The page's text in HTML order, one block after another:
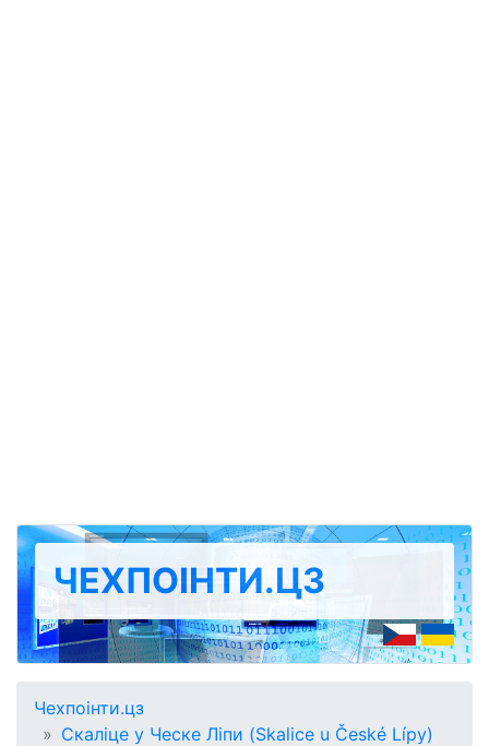
ЧЕХПОІНТИ.ЦЗ
Чехпоінти.цз
Скаліце у Ческе Ліпи (Skalice u České Lípy)